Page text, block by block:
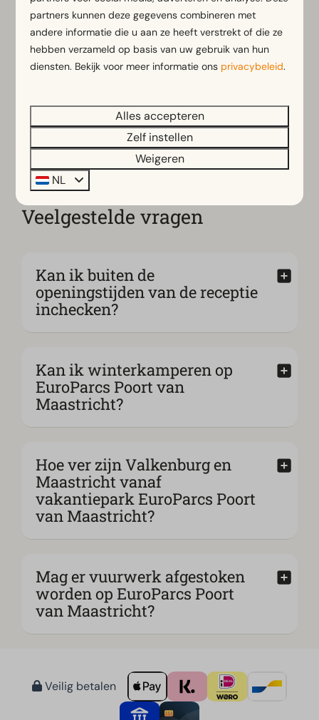
Veelgestelde vragen
Kan ik buiten de
openingstijden van de receptie
inchecken?
Kan ik winterkamperen op
EuroParcs Poort van
Maastricht?
Hoe ver zijn Valkenburg en
Maastricht vanaf
vakantiepark EuroParcs Poort
van Maastricht?
Mag er vuurwerk afgestoken
worden op EuroParcs Poort
van Maastricht?
Veilig betalen
partners kunnen deze gegevens combineren met
andere informatie die u aan ze heeft verstrekt of die ze
hebben verzameld op basis van uw gebruik van hun
diensten. Bekijk voor meer informatie ons privacybeleid.
Alles accepteren
Zelf instellen
Weigeren
NL